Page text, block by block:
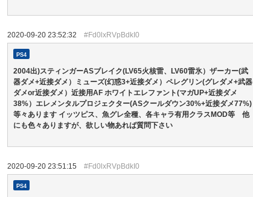
2020-09-20 23:52:32 #Fd0lxRVpBdkI0
PS4
2004出)スティンガーASブレイク(LV65火核雷、LV60雷氷）ザーカー(武
器ダメ+近接ダメ）ミューズ(幻惑3+近接ダメ）ペレグリン(グレダメ+武器
ダメor近接ダメ）近接用AF ホワイトエレファント(マガUP+近接ダメ
38%）エレメンタルプロジェクター(ASクールダウン30%+近接ダメ77%)
等々あります イッツピス、魚グレ全種、各キャラ有用クラスMOD等 他
にも色々ありますが、欲しい物あれば質問下さい
2020-09-20 23:51:15 #Fd0lxRVpBdkI0
PS4